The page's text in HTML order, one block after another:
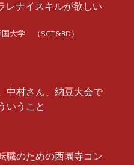
レナイスキルが欲しい
国大学 （SGT&BD）
中村さん、納豆大会で
いうこと
職のための西園寺コン